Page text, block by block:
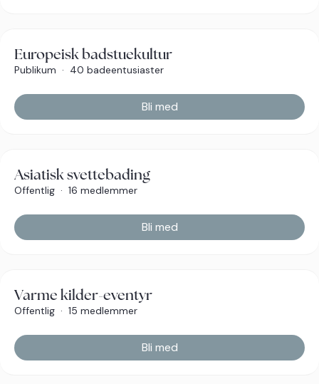
Europeisk badstuekultur
Publikum · 40 badeentusiaster
Bli med
Asiatisk svettebading
Offentlig · 16 medlemmer
Bli med
Varme kilder-eventyr
Offentlig · 15 medlemmer
Bli med